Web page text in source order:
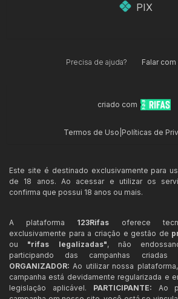
PIX
Precisa de ajuda? Falar
criado com
Termos de Uso Políticas de
Este site é destinado exclusivamente para
de 18 anos. Ao acessar e utilizar os
confirma que possui 18 anos ou mais.
A plataforma 123Rifas oferece
exclusivamente para a criação e gestão de
ou "rifas legalizadas", não
participando das campanhas
ORGANIZADOR: Ao utilizar nossa
campanha está devidamente regularizada e
legislação aplicável. PARTICIPANTE: Ao